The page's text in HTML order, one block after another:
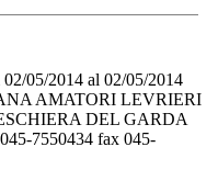
05/2014 al 02/05/2014
AMATORI LEVRIERI
DEL GARDA
7550434 fax 045-